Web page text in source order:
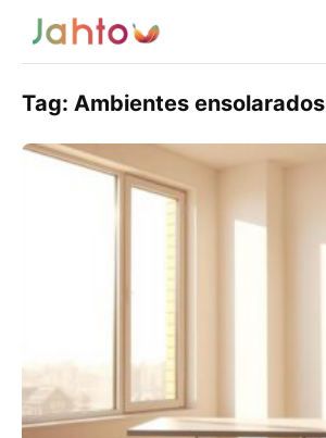
Tag: Ambientes ensolarados